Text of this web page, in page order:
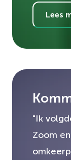
Lees
"Ik
Zoom